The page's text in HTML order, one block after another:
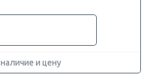
и цену